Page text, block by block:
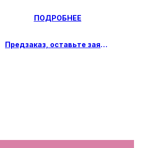
ПОДРОБНЕЕ
Предзаказ, оставьте заявку